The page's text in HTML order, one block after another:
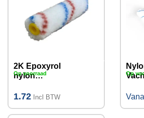
2K Epoxyrol
nylon
draad Ø15 mm,
1.72 Incl BTW
Op voorraad Op